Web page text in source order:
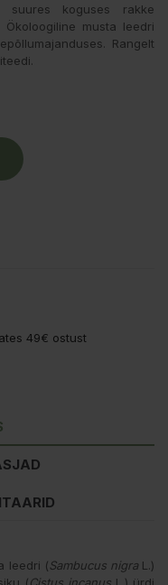
suures koguses rakke
musta leedri
Rangelt
49€ ostust
leedri (Sambucus nigraL.)